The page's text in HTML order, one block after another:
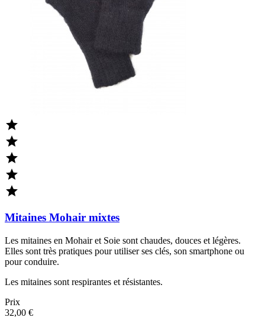





Mitaines Mohair mixtes
Les mitaines en Mohair et Soie sont chaudes, douces et légères.
Elles sont très pratiques pour utiliser ses clés, son smartphone ou
pour conduire.
Les mitaines sont respirantes et résistantes.
Prix
32,00 €